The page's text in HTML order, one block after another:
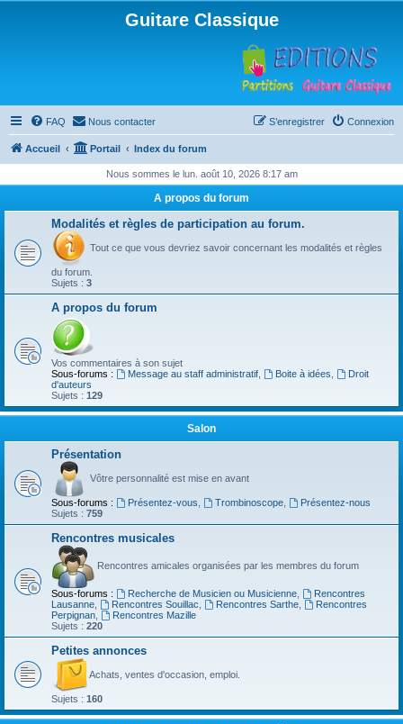
Guitare Classique
FAQ Nous contacter Connexion
S’enregistrer
Accueil Portail Index du forum
Nous sommes le lun. août 10, 2026 8:17 am
A propos du forum
Modalités et règles de participation au forum.
Tout ce que vous devriez savoir concernant les modalités et règles
du forum.
Sujets : 3
A propos du forum
Vos commentaires à son sujet
Sous-forums :
Message au staff administratif, Boite à idées
Droit
d'auteurs
Sujets : 129
Salon
Présentation
Vôtre personnalité est mise en avant
Sous-forums : Présentez-vous Trombinoscope,
Présentez-nous
Sujets : 759
Rencontres musicales
Rencontres amicales organisées par les membres du forum
Sous-forums : Recherche de Musicien ou Musicienne,
Rencontres
Lausanne
Rencontres Souillac Rencontres Sarthe,
Rencontres
Perpignan
Rencontres Mazille
Sujets : 220
Petites annonces
Achats, ventes d'occasion, emploi.
Sujets : 160